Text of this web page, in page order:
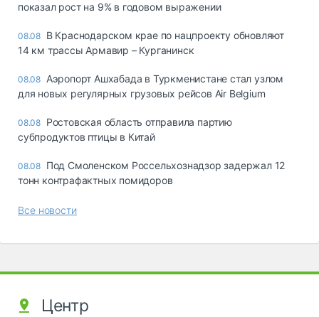
показал рост на 9% в годовом выражении
08.08 В Краснодарском крае по нацпроекту обновляют
14 км трассы Армавир – Курганинск
08.08 Аэропорт Ашхабада в Туркменистане стал узлом
для новых регулярных грузовых рейсов Air Belgium
08.08 Ростовская область отправила партию
субпродуктов птицы в Китай
08.08 Под Смоленском Россельхознадзор задержал 12
тонн контрафактных помидоров
Все новости
Центр